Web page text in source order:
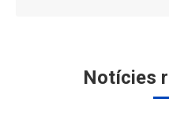
Notícies